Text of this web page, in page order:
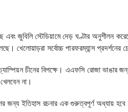
এবং জুবিলি স্টেডিয়ামে দেড় ঘণ্টার অনুশীলন
খেলোয়াড়রা সর্বোচ্চ পারফরম্যান্স প্রদর্শনের
চীনের বিপক্ষে। এএফসি রোজা ভাঙার
না।
জন্য ইতিহাস রচনার এক গুরুত্বপূর্ণ অধ্যায়